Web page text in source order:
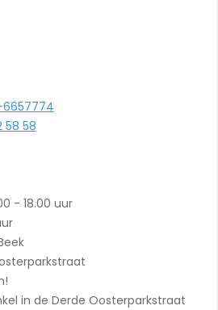
58 58
- 18.00 uur
in de Derde Oosterparkstraat